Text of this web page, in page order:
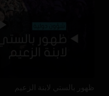
ظهور بالستي لابنة الزعيم